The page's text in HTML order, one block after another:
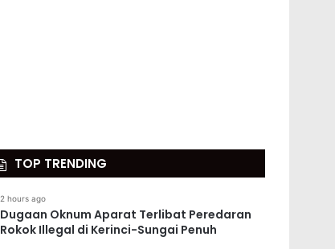
TOP TRENDING
2 hours ago
Dugaan Oknum Aparat Terlibat Peredaran
Rokok Illegal di Kerinci-Sungai Penuh